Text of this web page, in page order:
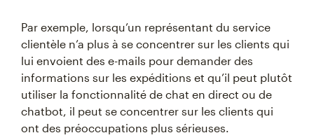
Par exemple, lorsqu’un représentant du service
clientèle n’a plus à se concentrer sur les clients qui
lui envoient des e-mails pour demander des
informations sur les expéditions et qu’il peut plutôt
utiliser la fonctionnalité de chat en direct ou de
chatbot, il peut se concentrer sur les clients qui
ont des préoccupations plus sérieuses.